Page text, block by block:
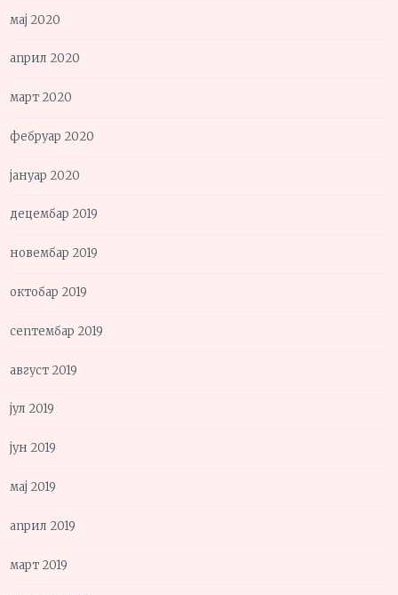
мај 2020
април 2020
март 2020
фебруар 2020
јануар 2020
децембар 2019
новембар 2019
октобар 2019
септембар 2019
август 2019
јул 2019
јун 2019
мај 2019
април 2019
март 2019